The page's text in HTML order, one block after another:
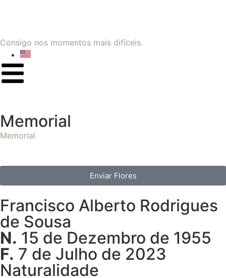
Consigo nos momentos mais difíceis.
Memorial
Memorial
Enviar Flores
Francisco Alberto Rodrigues
de Sousa
N. 15 de Dezembro de 1955
F. 7 de Julho de 2023
Naturalidade